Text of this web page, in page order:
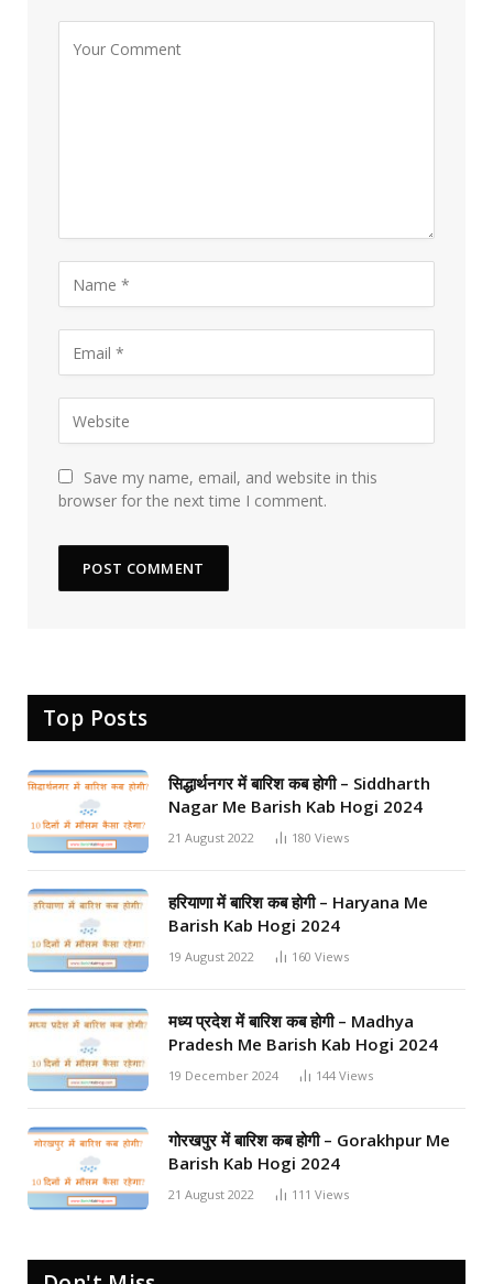
Save my name, email, and website in this
browser for the next time I comment.
Top Posts
सिद्धार्थनगर में बारिश कब होगी – Siddharth
Nagar Me Barish Kab Hogi 2024
21 August 2022 180 Views
हरियाणा में बारिश कब होगी – Haryana Me
Barish Kab Hogi 2024
19 August 2022 160 Views
मध्य प्रदेश में बारिश कब होगी – Madhya
Pradesh Me Barish Kab Hogi 2024
19 December 2024 144 Views
गोरखपुर में बारिश कब होगी – Gorakhpur Me
Barish Kab Hogi 2024
21 August 2022 111 Views